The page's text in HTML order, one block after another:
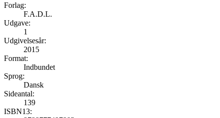
Forlag:
F.A.D.L.
Udgave:
1
Udgivelsesår:
2015
Format:
Indbundet
Sprog:
Dansk
Sideantal:
139
ISBN13: